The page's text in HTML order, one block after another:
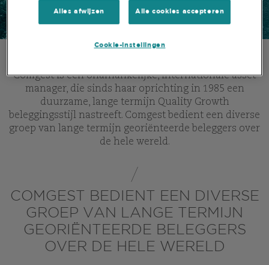
Comgest is een onafhankelijke, internationale asset
manager, die sinds haar oprichting in 1985 een
duurzame, lange termijn Quality Growth
beleggingsstijl nastreeft. Comgest bedient een diverse
groep van lange termijn georiënteerde beleggers over
de hele wereld.
COMGEST BEDIENT EEN DIVERSE
GROEP VAN LANGE TERMIJN
GEORIËNTEERDE BELEGGERS
OVER DE HELE WERELD
Alles afwijzen Alle cookies accepteren
Cookie-instellingen